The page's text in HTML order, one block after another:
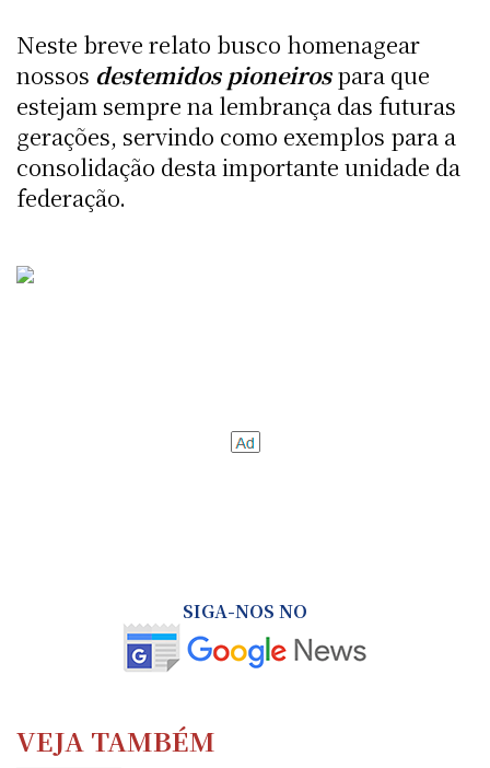
Neste breve relato busco homenagear
nossos destemidos pioneirospara que
estejam sempre na lembrança das futuras
gerações, servindo como exemplos para a
consolidação desta importante unidade da
federação.
SIGA-NOS NO
VEJA TAMBÉM